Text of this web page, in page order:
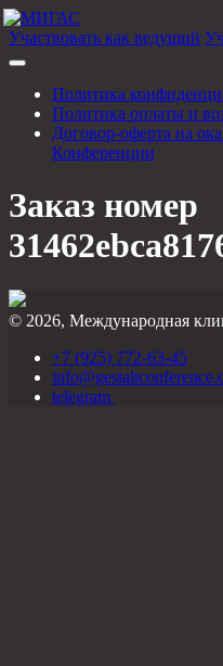
Участвовать как ведущий
Политика
Политика оплаты и
Договор-оферта на
Конференции
Заказ номер
© 2026, Международная
+7 (925) 772-63-45
telegram